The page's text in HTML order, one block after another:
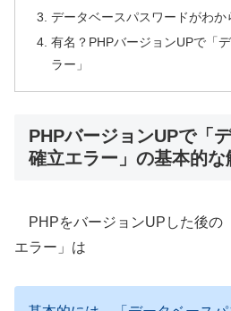
データベースパスワードがわ
有名？PHPバージョンUPで「
ラー」
PHPバージョンUPで「
確立エラー」の基本的な
PHPをバージョンUPした後の
エラー」は